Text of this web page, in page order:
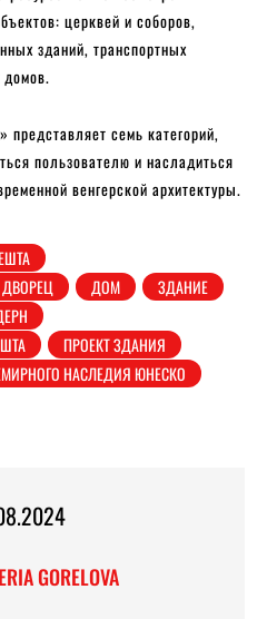
церквей и соборов,
зданий, транспортных
семь категорий,
пользователю и насладиться
венгерской архитектуры.
ДВОРЕЦ ДОМ
ЗДАНИЕ
ПРОЕКТ ЗДАНИЯ
НАСЛЕДИЯ ЮНЕСКО
GORELOVA